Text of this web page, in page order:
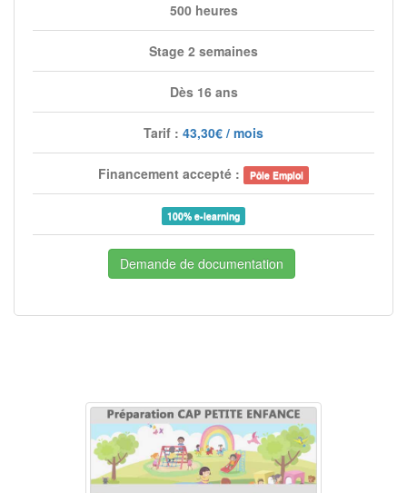
500 heures
Stage 2 semaines
Dès 16 ans
Tarif : 43,30€ / mois
Financement accepté : Pôle Emploi
100% e-learning
Demande de documentation